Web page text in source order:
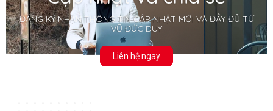
ĐĂNG KÝ NHẬN THÔNG TIN CẬP NHẬT MỚI VÀ ĐẦY ĐỦ TỪ
VŨ ĐỨC DUY
Liên hệ ngay